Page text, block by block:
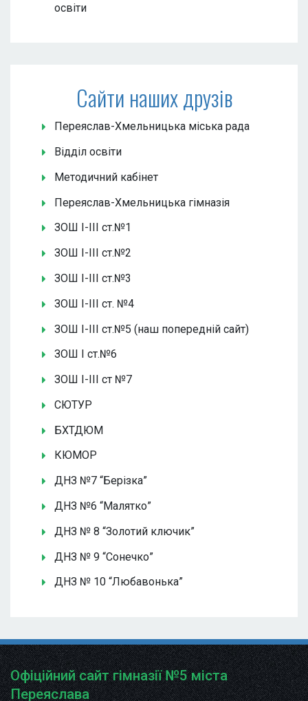
освіти
Сайти наших друзів
Переяслав-Хмельницька міська рада
Відділ освіти
Методичний кабінет
Переяслав-Хмельницька гімназія
ЗОШ І-ІІІ ст.№1
ЗОШ І-ІІІ ст.№2
ЗОШ І-ІІІ ст.№3
ЗОШ І-ІІІ ст. №4
ЗОШ І-ІІІ ст.№5 (наш попередній сайт)
ЗОШ І ст.№6
ЗОШ І-ІІІ ст №7
СЮТУР
БХТДЮМ
КЮМОР
ДНЗ №7 “Берізка”
ДНЗ №6 “Малятко”
ДНЗ № 8 “Золотий ключик”
ДНЗ № 9 “Сонечко”
ДНЗ № 10 “Любавонька”
Офіційний сайт гімназії №5 міста
Переяслава